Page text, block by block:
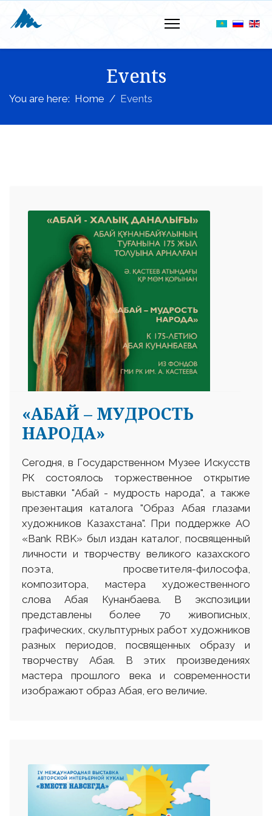
Events
You are here: Home Events
«АБАЙ – МУДРОСТЬ
НАРОДА»
Сегодня, в Государственном Музее Искусств
РК состоялось торжественное открытие
выставки "Абай - мудрость народа", а также
презентация каталога "Образ Абая глазами
художников Казахстана". При поддержке АО
«Bank RBK» был издан каталог, посвященный
личности и творчеству великого казахского
поэта, просветителя-философа,
композитора, мастера художественного
слова Абая Кунанбаева. В экспозиции
представлены более 70 живописных,
графических, скульптурных работ художников
разных периодов, посвященных образу и
творчеству Абая. В этих произведениях
мастера прошлого века и современности
изображают образ Абая, его величие.